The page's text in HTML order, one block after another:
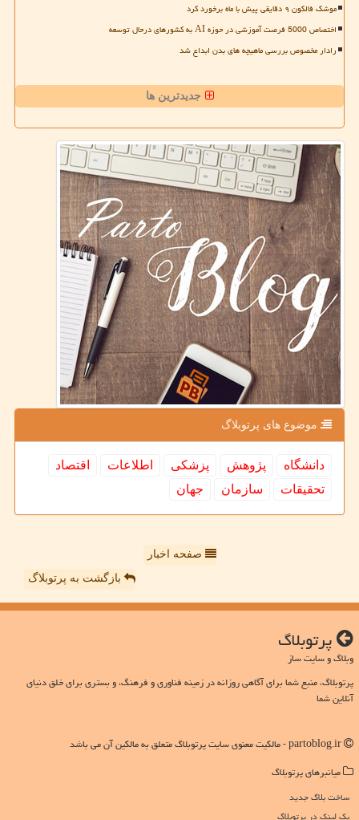
موشک فالکون ۹ دقایقی پیش با ماه برخورد کرد
اختصاص 5000 فرصت آموزشی در حوزه AI به کشورهای درحال توسعه
رادار مخصوص بررسی ماهیچه های بدن ابداع شد
جدیدترین ها
موضوع های پرتوبلاگ
دانشگاه پژوهش پزشكی اطلاعات
اقتصاد
تحقیقات
سازمان جهان
صفحه اخبار
بازگشت به پرتوبلاگ
پرتوبلاگ
وبلاگ و سایت ساز
پرتوبلاگ، منبع شما برای آگاهی روزانه در زمینه فناوری و فرهنگ، و بستری برای خلق دنیای
آنلاین شما
میانبرهای پرتوبلاگ
ساخت بلاگ جدید